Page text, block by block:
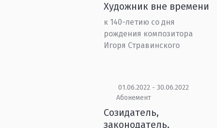
Художник вне времени
к 140-летию со дня
рождения композитора
Игоря Стравинского
01.06.2022 - 30.06.2022
Абонемент
Созидатель,
законодатель,